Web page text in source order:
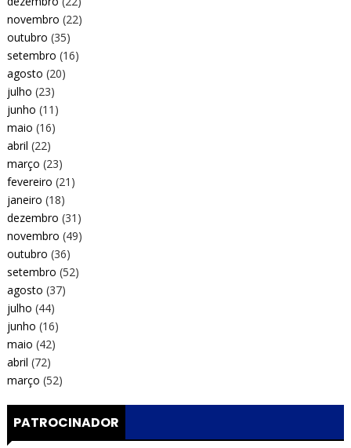
novembro (22)
outubro (35)
setembro (16)
agosto (20)
julho (23)
junho (11)
maio (16)
abril (22)
março (23)
fevereiro (21)
janeiro (18)
dezembro (31)
novembro (49)
outubro (36)
setembro (52)
agosto (37)
julho (44)
junho (16)
maio (42)
abril (72)
março (52)
PATROCINADOR